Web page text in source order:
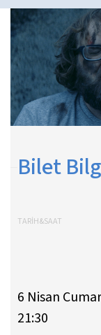
Bilet
TARİH&SAAT
6 Nisan
21:30